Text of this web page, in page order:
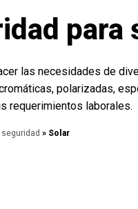
para
las necesidades de
polarizadas,
requerimientos laborales.
» Solar